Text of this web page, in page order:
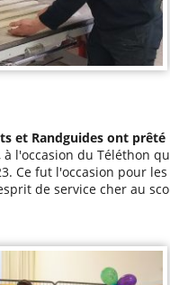
et Randguides ont
à l'occasion du Téléthon
Ce fut l'occasion pour
de service cher au